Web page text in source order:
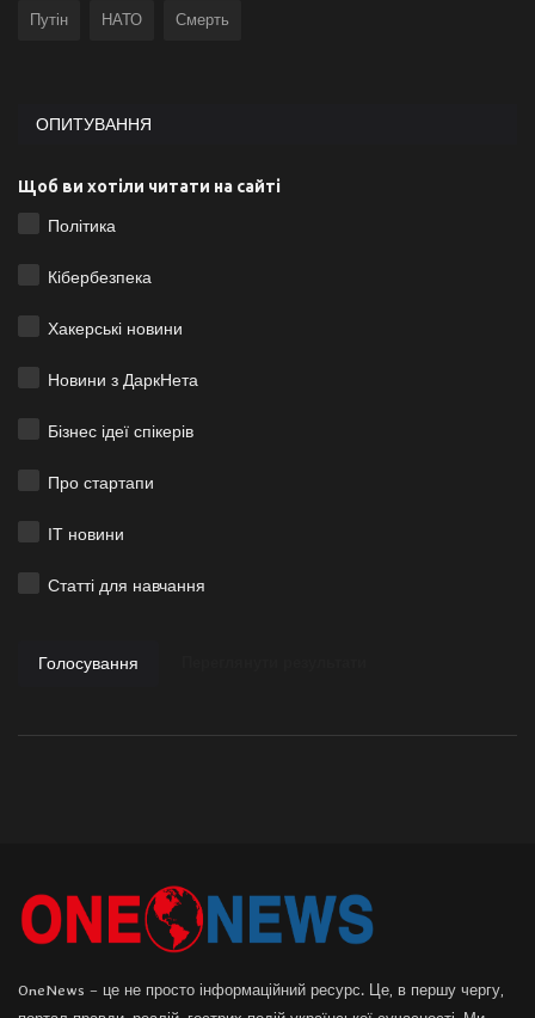
Путін НАТО Смерть
ОПИТУВАННЯ
Щоб ви хотіли читати на сайті
Політика
Кібербезпека
Хакерські новини
Новини з ДаркНета
Бізнес ідеї спікерів
Про стартапи
ІТ новини
Статті для навчання
Голосування
OneNews – це не просто інформаційний ресурс. Це, в першу чергу,